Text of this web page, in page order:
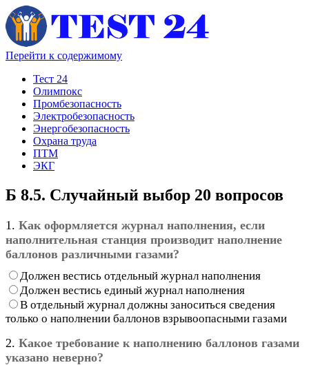
Перейти к содержимому
Тест 24
Олимпокс
Промбезопасность
Электробезопасность
Энергобезопасность
Охрана труда
ПТМ
ЭКГ
Б 8.5. Случайный выбор 20 вопросов
1. Как оформляется журнал наполнения, если
наполнительная станция производит наполнение
баллонов различными газами?
Должен вестись отдельный журнал наполнения
Должен вестись единый журнал наполнения
В отдельный журнал должны заноситься сведения
только о наполнении баллонов взрывоопасными газами
2. Какое требование к наполнению баллонов газами
указано неверно?